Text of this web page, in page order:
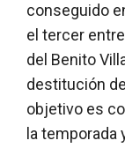
conseguido
el tercer
del Benito
destitución
objetivo es
la